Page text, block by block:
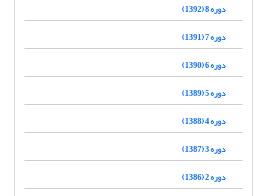
دوره 8 (1392)
دوره 7 (1391)
دوره 6 (1390)
دوره 5 (1389)
دوره 4 (1388)
دوره 3 (1387)
دوره 2 (1386)